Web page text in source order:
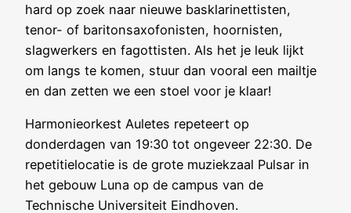
hard op zoek naar nieuwe basklarinettisten,
tenor- of baritonsaxofonisten, hoornisten,
slagwerkers en fagottisten. Als het je leuk lijkt
om langs te komen, stuur dan vooral een mailtje
en dan zetten we een stoel voor je klaar!
Harmonieorkest Auletes repeteert op
donderdagen van 19:30 tot ongeveer 22:30. De
repetitielocatie is de grote muziekzaal Pulsar in
het gebouw Luna op de campus van de
Technische Universiteit Eindhoven.